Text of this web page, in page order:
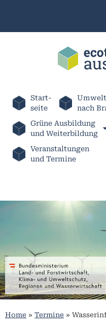
Start-
seite
nach
Grüne Ausbildung
und Weiterbildung
Veranstaltungen
und Termine
Home » Termine »